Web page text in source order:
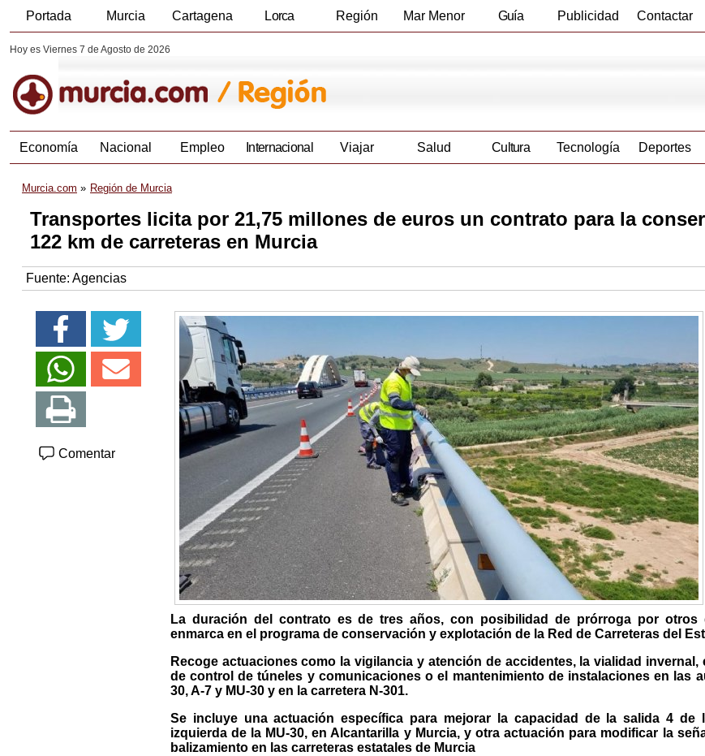
Portada Murcia Cartagena Lorca Región Mar Menor Guía Publicidad Contactar
Hoy es Viernes 7 de Agosto de 2026
Economía Nacional Empleo Internacional Viajar Salud Cultura Tecnología Deportes
Murcia.com Región de Murcia
Transportes licita por 21,75 millones de euros un contrato para la
122 km de carreteras en Murcia
Fuente: Agencias
Comentar
La duración del contrato es de tres años, con posibilidad de prórroga por otros
enmarca en el programa de conservación y explotación de la Red de Carreteras del
Recoge actuaciones como la vigilancia y atención de accidentes, la vialidad invernal,
de control de túneles y comunicaciones o el mantenimiento de instalaciones en las
30, A-7 y MU-30 y en la carretera N-301.
Se incluye una actuación específica para mejorar la capacidad de la salida 4 de
izquierda de la MU-30, en Alcantarilla y Murcia, y otra actuación para modificar la
balizamiento en las carreteras estatales de Murcia